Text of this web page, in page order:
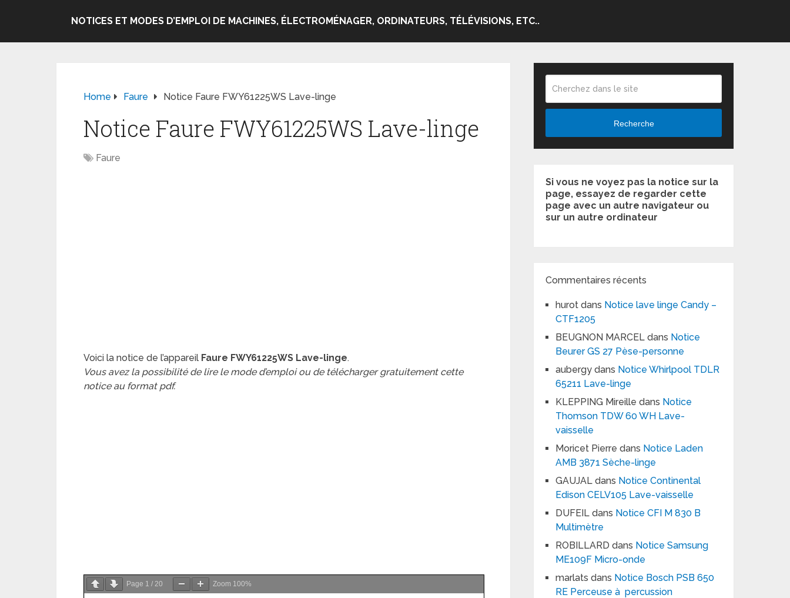
NOTICES ET MODES D’EMPLOI DE MACHINES, ÉLECTROMÉNAGER, ORDINATEURS, TÉLÉVISIONS, ETC..
Home Faure Notice Faure FWY61225WS Lave-linge
Notice Faure FWY61225WS Lave-linge
Faure
Voici la notice de l’appareil Faure FWY61225WS Lave-linge.
Vous avez la possibilité de lire le mode d’emploi ou de télécharger gratuitement cette
notice au format pdf.
Page 1 / 20 Zoom 100%
Recherche
Si vous ne voyez pas la notice sur la
page, essayez de regarder cette
page avec un autre navigateur ou
sur un autre ordinateur
Commentaires récents
hurot dans Notice lave linge Candy –
CTF1205
BEUGNON MARCEL dans Notice
Beurer GS 27 Pèse-personne
aubergy dans Notice Whirlpool TDLR
65211 Lave-linge
KLEPPING Mireille dans Notice
Thomson TDW 60 WH Lave-
vaisselle
Moricet Pierre dans Notice Laden
AMB 3871 Sèche-linge
GAUJAL dans Notice Continental
Edison CELV105 Lave-vaisselle
DUFEIL dans Notice CFI M 830 B
Multimètre
ROBILLARD dans Notice Samsung
ME109F Micro-onde
marlats dans Notice Bosch PSB 650
RE Perceuse à percussion